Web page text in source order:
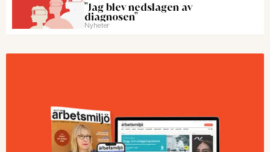
"Jag blev nedslagen av
diagnosen"
Nyheter